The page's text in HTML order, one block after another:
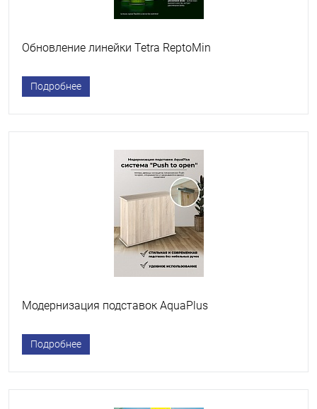
Обновление линейки Tetra ReptoMin
Подробнее
Модернизация подставок AquaPlus
Подробнее